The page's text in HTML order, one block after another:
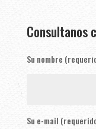
Consultanos
Su nombre
Su e-mail